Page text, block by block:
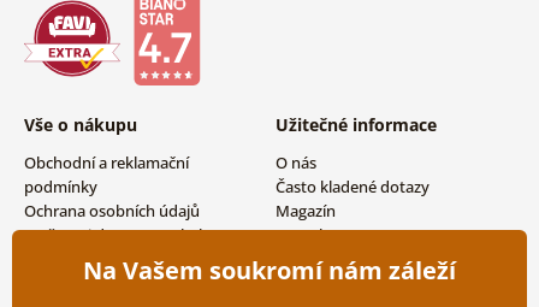
Vše o nákupu
Obchodní a reklamační
podmínky
Ochrana osobních údajů
Možnosti dopravy a platby
Vrácení zboží
Užitečné informace
O nás
Často kladené dotazy
Magazín
Kontakty
Velkoobchodní spolupráce
Na Vašem soukromí nám záleží